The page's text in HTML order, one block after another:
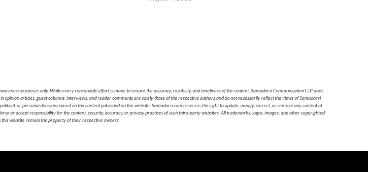
purposes only. While every reasonable effort is made to ensure the accuracy, reliability, and timeliness of the content, Samadarsi Communication LLP does
articles, guest columns, interviews, and reader comments are solely those of the respective authors and do not necessarily reflect the views of Samadarsi
or personal decisions based on the content published on this website. Samadarsi.com reserves the right to update, modify, correct, or remove any content at
or accept responsibility for the content, security, accuracy, or privacy practices of such third-party websites. All trademarks, logos, images, and other copyrighted
website remain the property of their respective owners.